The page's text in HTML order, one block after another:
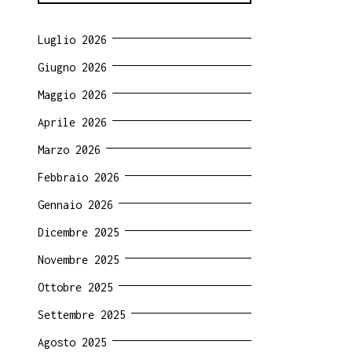
Luglio 2026
Giugno 2026
Maggio 2026
Aprile 2026
Marzo 2026
Febbraio 2026
Gennaio 2026
Dicembre 2025
Novembre 2025
Ottobre 2025
Settembre 2025
Agosto 2025